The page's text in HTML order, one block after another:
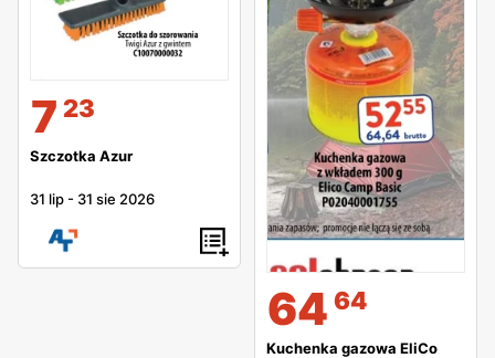
7 23
Szczotka Azur
31 lip - 31 sie 2026
64 64
Kuchenka gazowa EliCo